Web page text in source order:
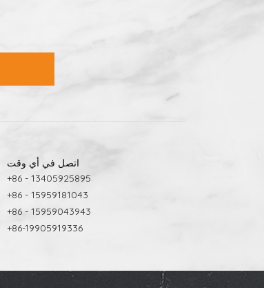
اتصل في أي وقت
+86 - 13405925895
+86 - 15959181043
+86 - 15959043943
+86-19905919336